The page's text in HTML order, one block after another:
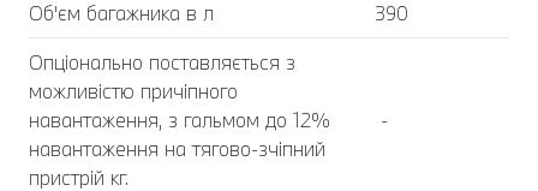
Об'єм багажника в л
390
Опціонально поставляється з
можливістю причіпного
навантаження, з гальмом до 12%
навантаження на тягово-зчіпний
пристрій кг.
-